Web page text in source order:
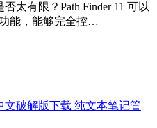
太有限？Path Finder 11 可以
能，能够完全控…